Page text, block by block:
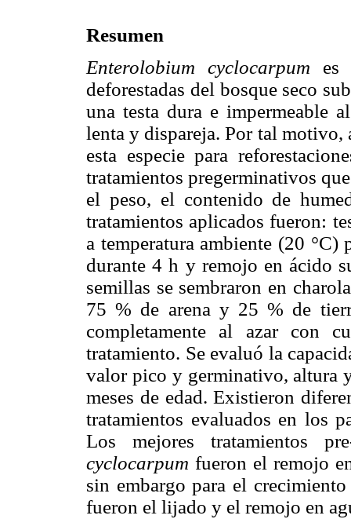
Resumen
Enterolobium cyclocarpum es
deforestadas del bosque seco
una testa dura e impermeable
lenta y dispareja. Por tal motivo,
esta especie para
tratamientos pregerminativos
el peso, el contenido de
tratamientos aplicados fueron:
a temperatura ambiente (20
durante 4 h y remojo en ácido
semillas se sembraron en
75 % de arena y 25 % de
completamente al azar con
tratamiento. Se evaluó la
valor pico y germinativo, altura
meses de edad. Existieron
tratamientos evaluados en los
Los mejores tratamientos
cyclocarpum fueron el remojo
sin embargo para el
fueron el lijado y el remojo en